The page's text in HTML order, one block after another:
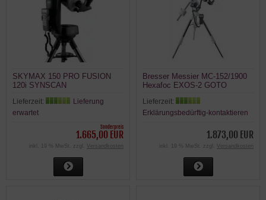
SKYMAX 150 PRO FUSION
120i SYNSCAN
Lieferzeit:
Lieferung
erwartet
Sonderpreis
1.665,00 EUR
inkl. 19 % MwSt. zzgl. Versandkosten
Bresser Messier MC-152/1900
Hexafoc EXOS-2 GOTO
Montierung
Lieferzeit:
Erklärungsbedürftig-kontaktieren
1.873,00 EUR
inkl. 19 % MwSt. zzgl. Versandkosten